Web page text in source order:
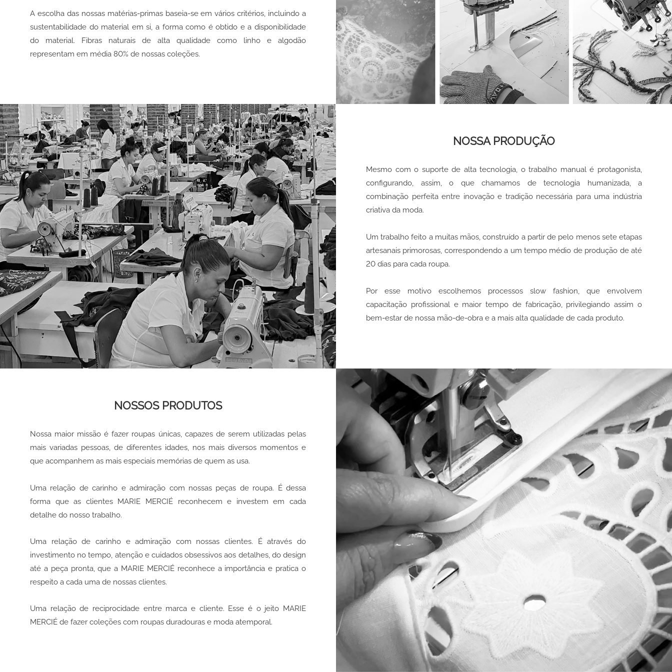
A escolha das nossas matérias-primas baseia-se em vários critérios, incluindo a
sustentabilidade do material em si, a forma como é obtido e a disponibilidade
do material. Fibras naturais de alta qualidade como linho e algodão
representam em média 80% de nossas coleções.
NOSSA PRODUÇÃO
Mesmo com o suporte de alta tecnologia, o trabalho manual é protagonista,
configurando, assim, o que chamamos de tecnologia humanizada, a
combinação perfeita entre inovação e tradição necessária para uma indústria
criativa da moda.
Um trabalho feito a muitas mãos, construído a partir de pelo menos sete etapas
artesanais primorosas, correspondendo a um tempo médio de produção de até
20 dias para cada roupa.
Por esse motivo escolhemos processos slow fashion, que envolvem
capacitação profissional e maior tempo de fabricação, privilegiando assim o
bem-estar de nossa mão-de-obra e a mais alta qualidade de cada produto.
NOSSOS PRODUTOS
Nossa maior missão é fazer roupas únicas, capazes de serem utilizadas pelas
mais variadas pessoas, de diferentes idades, nos mais diversos momentos e
que acompanhem as mais especiais memórias de quem as usa.
Uma relação de carinho e admiração com nossas peças de roupa. É dessa
forma que as clientes MARIE MERCIÉ reconhecem e investem em cada
detalhe do nosso trabalho.
Uma relação de carinho e admiração com nossas clientes. É através do
investimento no tempo, atenção e cuidados obsessivos aos detalhes, do design
até a peça pronta, que a MARIE MERCIÉ reconhece a importância e pratica o
respeito a cada uma de nossas clientes.
Uma relação de reciprocidade entre marca e cliente. Esse é o jeito MARIE
MERCIÉ de fazer coleções com roupas duradouras e moda atemporal.